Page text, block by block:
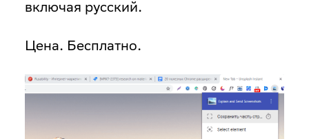
включая русский.
Цена. Бесплатно.